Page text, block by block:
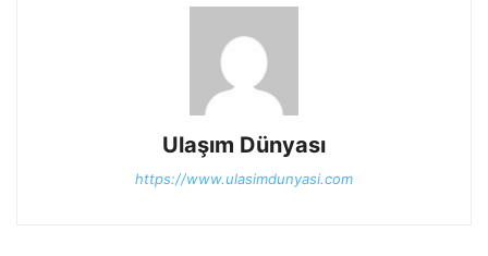
Ulaşım Dünyası
https://www.ulasimdunyasi.com